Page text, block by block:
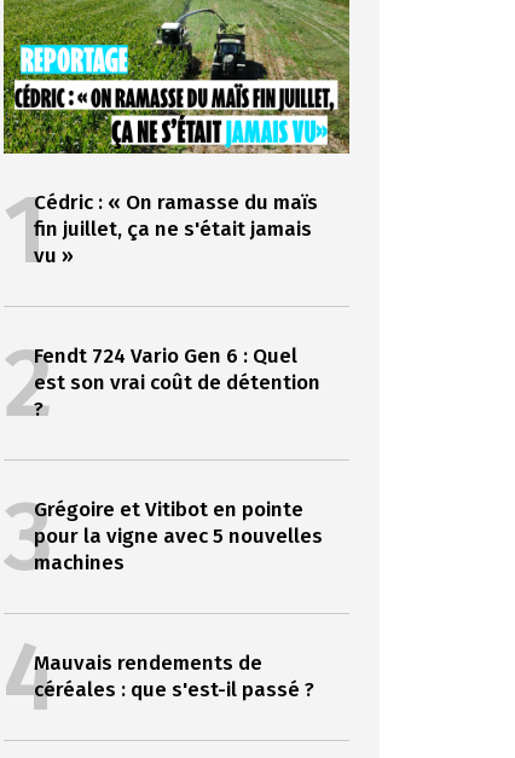
1Cédric : « On ramasse du maïs
fin juillet, ça ne s'était jamais
vu »
2Fendt 724 Vario Gen 6 : Quel
est son vrai coût de détention
?
3Grégoire et Vitibot en pointe
pour la vigne avec 5 nouvelles
machines
4Mauvais rendements de
céréales : que s'est-il passé ?